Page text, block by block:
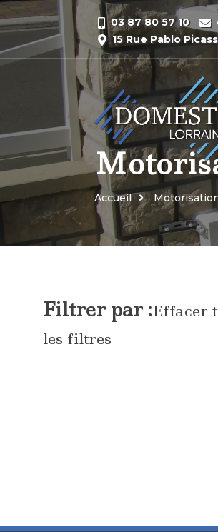
03 87 80 57 10
15 Rue Pablo
Accueil
Filtrer par :Effacer
les filtres